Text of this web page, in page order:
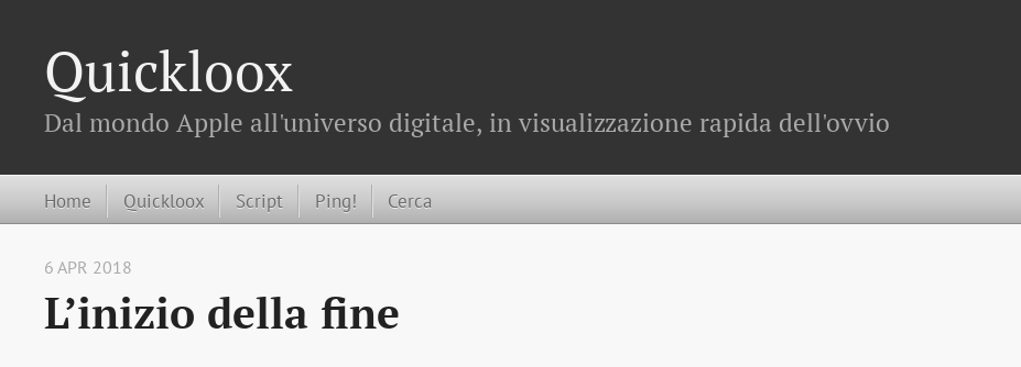
Quickloox
Dal mondo Apple all'universo digitale, in visualizzazione rapida dell'ovvio
Home Quickloox Script Ping! Cerca
6 APR 2018
L’inizio della fine